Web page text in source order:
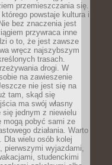
przemieszczania się.
powstaje kultura i
bez znaczenia jest
przywraca inne
o to, że jest zawsze
wręcz najszybszym
trasach.
drogi. W
na zawieszenie
nie jest się na
tam, skąd się
ma swój własny
jednym z niewielu
mogą pobyć sami ze
działania. Warto
Dla wielu osób kolej
pierwszymi wyjazdami,
studenckimi